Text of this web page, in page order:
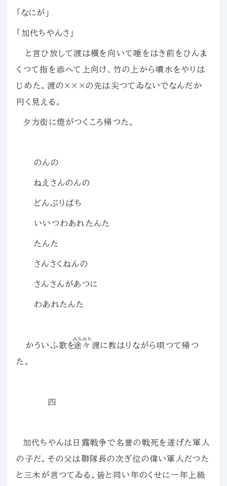
「なにが」
「加代ちやんさ」
と言ひ放して渡は横を向いて唾をはき前をひんま
くつて指を添へて上向け、竹の上から噴水をやりは
じめた。渡の×××の先は尖つてゐないでなんだか
円く見える。
夕方街に燈がつくころ帰つた。
のんの
ねえさんのんの
どんぶりばち
いいつわあれたんた
たんた
さんさくねんの
さんさんがあつに
わあれたんた
かういふ歌を途々
みちみち
渡に教はりながら唄つて帰つ
た。
四
加代ちやんは日露戦争で名誉の戦死を遂げた軍人
の子だ。その父は聯隊長の次ぎ位の偉い軍人だつた
と三木が言つてゐる。皆と同い年のくせに一年上級